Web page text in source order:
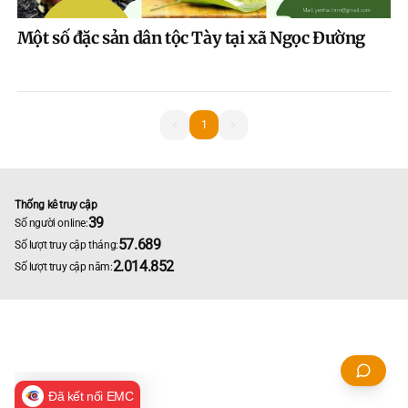
Một số đặc sản dân tộc Tày tại xã Ngọc Đường
11
Thống kê truy cập
Số người online:39
Số lượt truy cập tháng:57.689
Số lượt truy cập năm:2.014.852
Đã kết nối EMC